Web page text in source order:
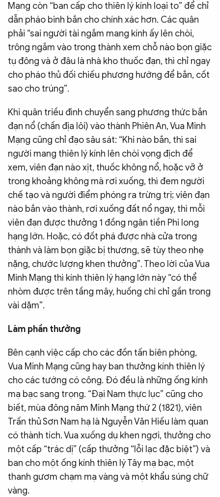
Mạng còn “ban cấp cho thiên lý kính loại to” để chỉ
dẫn pháo binh bắn cho chính xác hơn. Các quân
phải “sai người tài ngắm mang kính ấy lên chòi,
trông ngắm vào trong thành xem chỗ nào bọn giặc
tụ đông và ở đâu là nhà kho thuốc đạn, thì chỉ ngay
cho pháo thủ đối chiếu phương hướng để bắn, cốt
sao cho trúng”.
Khi quân triều đình chuyển sang phương thức bắn
đạn nổ (chấn địa lôi) vào thành Phiên An, Vua Minh
Mạng cũng chỉ đạo sâu sát: “Khi nào bắn, thì sai
người mang thiên lý kính lên chòi vọng địch để
xem, viên đạn nào xịt, thuốc không nổ, hoặc vỡ ở
trong khoảng không mà rơi xuống, thì đem người
chế tạo và người điểm phóng ra trừng trị; viên đạn
nào bắn vào thành, rơi xuống đất nổ ngay, thì mỗi
viên đạn được thưởng 1 đồng ngân tiền Phi long
hạng lớn. Hoặc, có đốt phá được nhà cửa trong
thành và làm bọn giặc bị thương, sẽ tùy theo nhẹ
nặng, chước lượng khen thưởng”. Theo lời của Vua
Minh Mạng thì kính thiên lý hạng lớn này “có thể
nhòm được trên tầng mây, huống chi chỉ gần trong
vài dặm”.
Làm phần thưởng
Bên cạnh việc cấp cho các đồn tấn biên phòng,
Vua Minh Mạng cũng hay ban thưởng kính thiên lý
cho các tướng có công. Đó đều là những ống kính
mạ bạc sang trọng. “Đại Nam thực lục” cũng cho
biết, mùa đông năm Minh Mạng thứ 2 (1821), viên
Trấn thủ Sơn Nam hạ là Nguyễn Văn Hiếu làm quan
có thành tích. Vua xuống dụ khen ngợi, thưởng cho
một cấp “trác dị” (cấp thưởng “lỗi lạc đặc biệt”) và
ban cho một ống kính thiên lý Tây mạ bạc, một
thanh gươm chạm mạ vàng và một khẩu súng chữ
vàng.